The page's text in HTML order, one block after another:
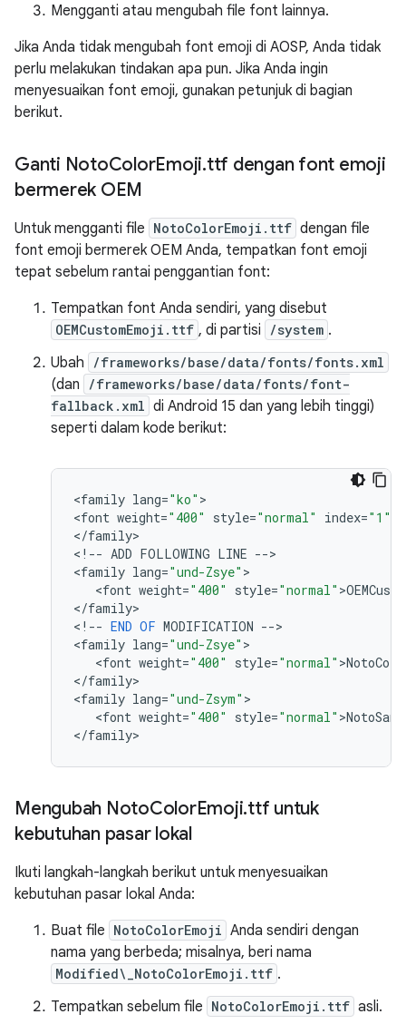
Mengganti atau mengubah file font lainnya.
Jika Anda tidak mengubah font emoji di AOSP, Anda tidak
perlu melakukan tindakan apa pun. Jika Anda ingin
menyesuaikan font emoji, gunakan petunjuk di bagian
berikut.
Ganti NotoColorEmoji.ttf dengan font emoji
bermerek OEM
Untuk mengganti file NotoColorEmoji.ttf dengan file
font emoji bermerek OEM Anda, tempatkan font emoji
tepat sebelum rantai penggantian font:
Tempatkan font Anda sendiri, yang disebut
OEMCustomEmoji.ttf , di partisi /system .
Ubah
/frameworks/base/data/fonts/fonts.xml
(dan
/frameworks/base/data/fonts/font-
fallback.xml di Android 15 dan yang lebih tinggi)
seperti dalam kode berikut:
<family lang="ko" >
<font weight="400" style="normal" index="1"
</family>
< ! -- ADD FOLLOWING LINE -->
<family lang="und-Zsye" >
   <
font weight="400" style="normal" >
</family>
< ! -- END OF MODIFICATION -->
<family lang="und-Zsye" >
   <
font weight="400" style="normal" >
</family>
<family lang="und-Zsym" >
   <
font weight="400" style="normal" >
</family
Mengubah NotoColorEmoji.ttf untuk
kebutuhan pasar lokal
Ikuti langkah-langkah berikut untuk menyesuaikan
kebutuhan pasar lokal Anda:
Buat file NotoColorEmoji Anda sendiri dengan
nama yang berbeda; misalnya, beri nama
Modified\_NotoColorEmoji.ttf .
Tempatkan sebelum file NotoColorEmoji.ttf asli.